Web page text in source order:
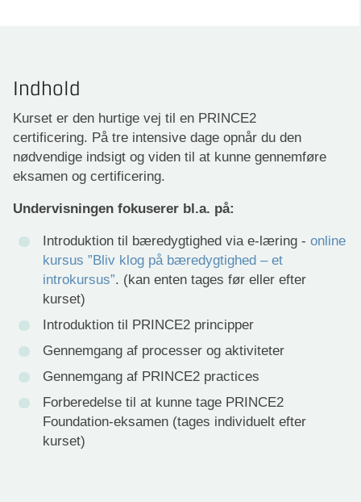
Indhold
Kurset er den hurtige vej til en PRINCE2
certificering. På tre intensive dage opnår du den
nødvendige indsigt og viden til at kunne gennemføre
eksamen og certificering.
Undervisningen fokuserer bl.a. på:
Introduktion til bæredygtighed via e-læring -online
kursus ”Bliv klog på bæredygtighed – et
introkursus”. (kan enten tages før eller efter
kurset)
Introduktion til PRINCE2 principper
Gennemgang af processer og aktiviteter
Gennemgang af PRINCE2 practices
Forberedelse til at kunne tage PRINCE2
Foundation-eksamen (tages individuelt efter
kurset)